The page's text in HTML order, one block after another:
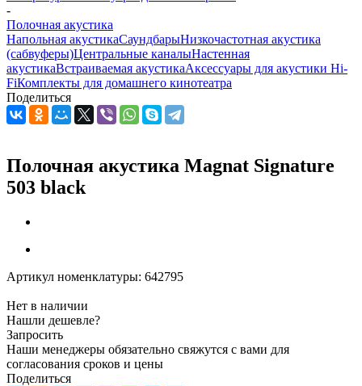
-
Полочная акустика
Напольная акустикаСаундбарыНизкочастотная акустика
(сабвуферы)Центральные каналыНастенная
акустикаВстраиваемая акустикаАксессуары для акустики Hi-
FiКомплекты для домашнего кинотеатра
Поделиться
Полочная акустика Magnat Signature
503 black
Артикул номенклатуры: 642795
Нет в наличии
Нашли дешевле?
Запросить
Наши менеджеры обязательно свяжутся с вами для
согласования сроков и цены
Поделиться